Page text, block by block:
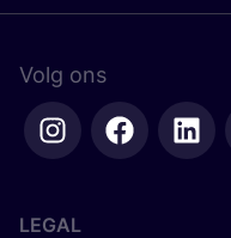
Volg ons
LEGAL